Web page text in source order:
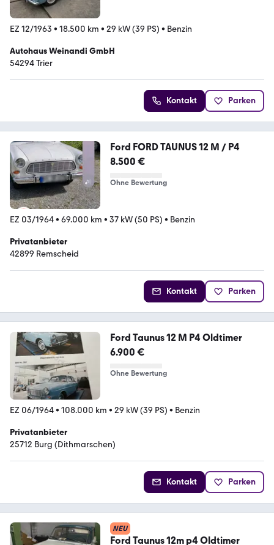
EZ 12/1963 • 18.500 km • 29 kW (39 PS) • Benzin
Autohaus Weinandi GmbH
54294 Trier
Kontakt Parken
Ford FORD TAUNUS 12 M / P4
8.500 €
Ohne Bewertung
EZ 03/1964• 69.000 km • 37 kW (50 PS) • Benzin
Privatanbieter
42899 Remscheid
Kontakt Parken
Ford Taunus 12 M P4 Oldtimer
6.900 €
Ohne Bewertung
EZ 06/1964• 108.000 km • 29 kW (39 PS) • Benzin
Privatanbieter
25712 Burg (Dithmarschen)
Kontakt Parken
NEU
Ford Taunus 12m p4 Oldtimer